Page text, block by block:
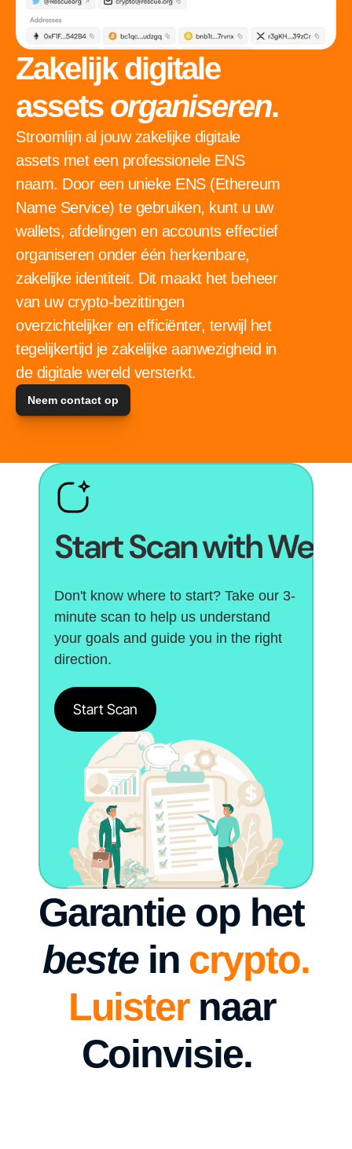
Zakelijk digitale
assets organiseren.
Stroomlijn al jouw zakelijke digitale
assets met een professionele ENS
naam. Door een unieke ENS (Ethereum
Name Service) te gebruiken, kunt u uw
wallets, afdelingen en accounts effectief
organiseren onder één herkenbare,
zakelijke identiteit. Dit maakt het beheer
van uw crypto-bezittingen
overzichtelijker en efficiënter, terwijl het
tegelijkertijd je zakelijke aanwezigheid in
de digitale wereld versterkt.
Neem contact op
Start Scan with Web3
Don't know where to start? Take our 3-
minute scan to help us understand
your goals and guide you in the right
direction.
Start Scan
Garantie op het
beste in crypto.
Luister naar
Coinvisie.